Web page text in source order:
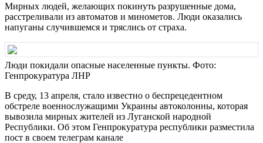
Мирных людей, желающих покинуть разрушенные дома,
расстреливали из автоматов и минометов. Люди оказались
напуганы случившемся и тряслись от страха.
Люди покидали опасные населенные пункты. Фото:
Генпрокуратура ЛНР
В среду, 13 апреля, стало известно о беспрецедентном
обстреле военнослужащими Украины автоколонны, которая
вывозила мирных жителей из Луганской народной
Республики. Об этом Генпрокуратура республики разместила
пост в своем телеграм канале